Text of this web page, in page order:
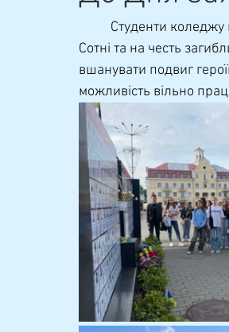
Навчально-методична
Сотні та на честь
вшанувати подвиг
можливість вільно